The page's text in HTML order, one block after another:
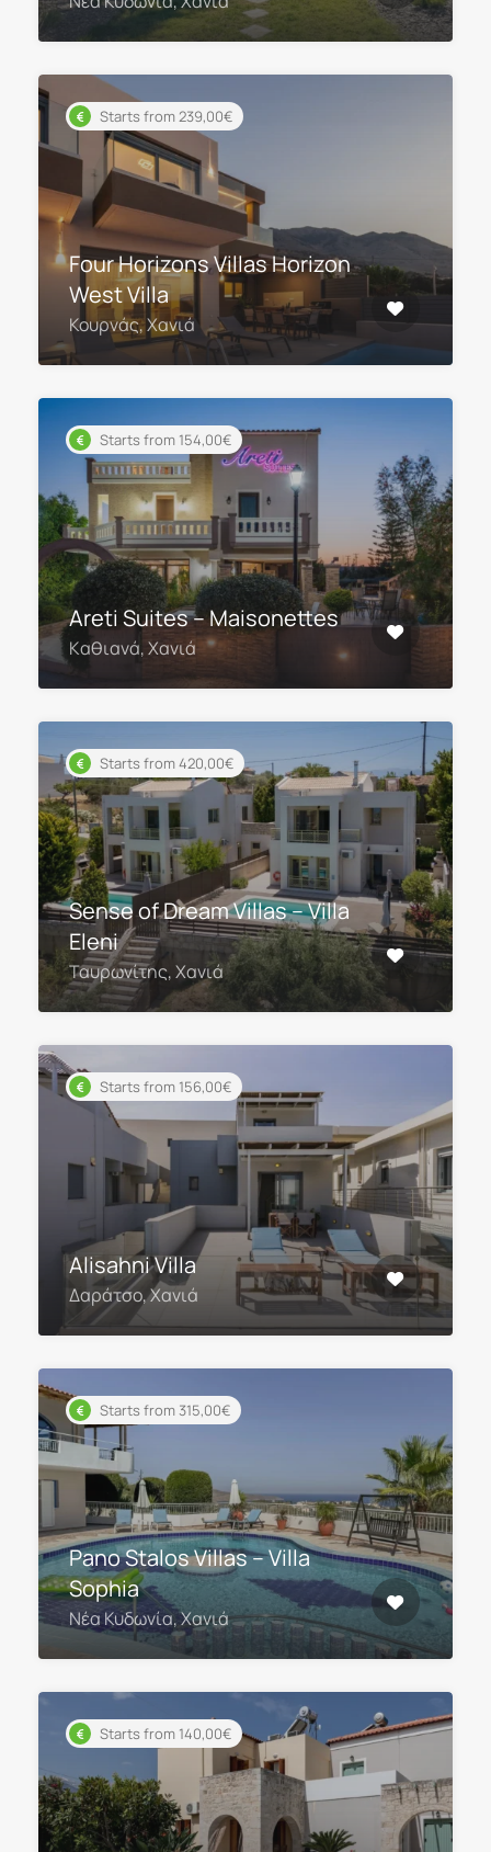
Starts from 239,00€
Four Horizons Villas Horizon
West Villa
Κουρνάς, Χανιά
Starts from 154,00€
Areti Suites – Maisonettes
Kαθιανά, Χανιά
Starts from 420,00€
Sense of Dream Villas – Villa
Eleni
Ταυρωνίτης, Χανιά
Starts from 156,00€
Alisahni Villa
Δαράτσο, Χανιά
Starts from 315,00€
Pano Stalos Villas – Villa
Sophia
Νέα Κυδωνία, Χανιά
Starts from 140,00€